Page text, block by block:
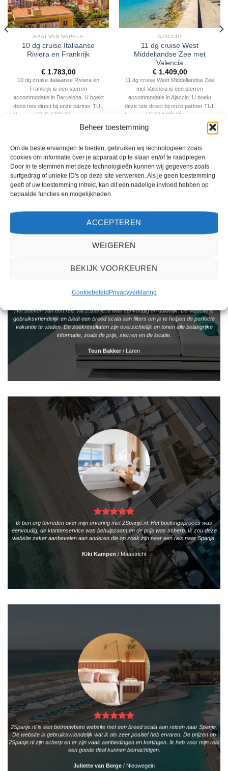
Beheer toestemming
Om de beste ervaringen te bieden, gebruiken wij technologieën zoals
cookies om informatie over je apparaat op te slaan en/of te raadplegen.
Door in te stemmen met deze technologieën kunnen wij gegevens zoals
surfgedrag of unieke ID's op deze site verwerken. Als je geen toestemming
geeft of uw toestemming intrekt, kan dit een nadelige invloed hebben op
bepaalde functies en mogelijkheden.
ACCEPTEREN
WEIGEREN
BEKIJK VOORKEUREN
CookiebeleidPrivacyverklaring
BAAI VAN NAPELS
10 dg cruise Italiaanse
Riviera en Frankrijk
€1.783,00
10 dg cruise Italiaanse Riviera en
Frankrijk is een sterren
accommodatie in Barcelona. U boekt
deze reis direct bij onze partner TUI.
Nu vanaf EUR 1783.00 per persoon.
AJACCIO
11 dg cruise West
Middellandse Zee met
Valencia
€1.409,00
11 dg cruise West Middellandse Zee
met Valencia is een sterren
accommodatie in Ajaccio. U boekt
deze reis direct bij onze partner TUI.
Nu vanaf EUR 1409.00 per persoon.
PRIJZEN EN BOEKEN
WAT ZE OVER ONS ZEGGEN
Het boeken van een reis via 2Spanje.nl was eenvoudig en duidelijk. De website is
gebruiksvriendelijk en biedt een breed scala aan filters om je te helpen de perfecte
vakantie te vinden. De zoekresultaten zijn overzichtelijk en tonen alle belangrijke
informatie, zoals de prijs, sterren en de locatie.
Teun Bakker / Laren
Ik ben erg tevreden over mijn ervaring met 2Spanje.nl. Het boekingsproces was
eenvoudig, de klantenservice was behulpzaam en de prijs was scherp. Ik zou deze
website zeker aanbevelen aan anderen die op zoek zijn naar een reis naar Spanje.
Kiki Kampen /Maastricht
2Spanje.nl is een betrouwbare website met een breed scala aan reizen naar Spanje.
De website is gebruiksvriendelijk wat ik als zeer positief heb ervaren. De prijzen op
2Spanje.nl zijn scherp en er zijn vaak aanbiedingen en kortingen. Ik heb voor mijn reis
een goede deal kunnen bemachtigen.
Juliette van Berge / Nieuwegein